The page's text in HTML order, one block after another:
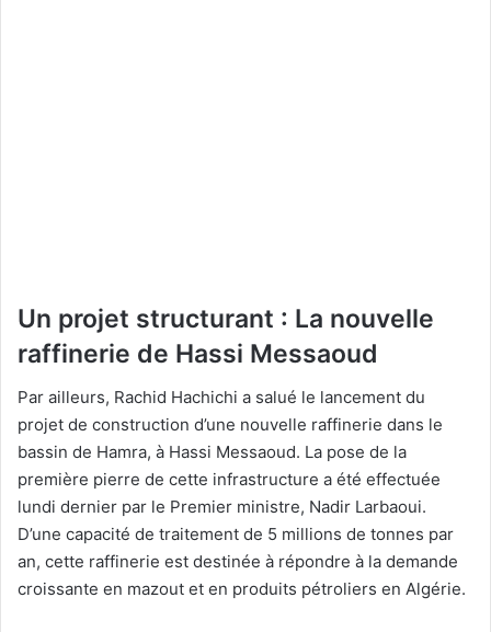
Un projet structurant : La nouvelle
raffinerie de Hassi Messaoud
Par ailleurs, Rachid Hachichi a salué le lancement du
projet de construction d’une nouvelle raffinerie dans le
bassin de Hamra, à Hassi Messaoud. La pose de la
première pierre de cette infrastructure a été effectuée
lundi dernier par le Premier ministre, Nadir Larbaoui.
D’une capacité de traitement de 5 millions de tonnes par
an, cette raffinerie est destinée à répondre à la demande
croissante en mazout et en produits pétroliers en Algérie.